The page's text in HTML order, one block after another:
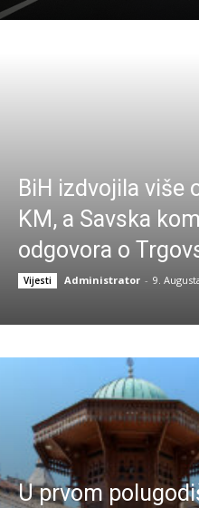
BiH izdvojila više
KM, a Savska
odgovora o
Vijesti Administrator - 9.
U prvom